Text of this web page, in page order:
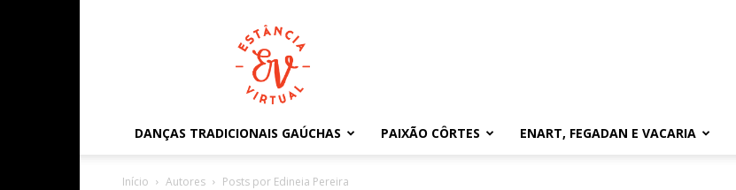
Estância
Virtual
DANÇAS TRADICIONAIS GAÚCHAS PAIXÃO CÔRTES ENART, FEGADAN E VACARIA
Início Autores Posts por Edineia Pereira